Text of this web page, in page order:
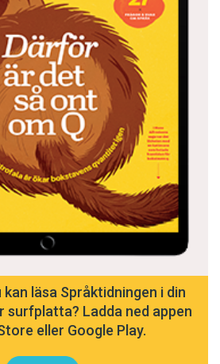
läsa Språktidningen i din
surfplatta? Ladda ned appen
eller Google Play.